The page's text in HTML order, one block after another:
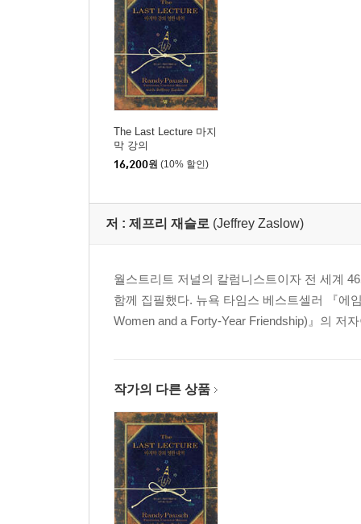
The Last Lecture 마지
막 강의
16,200원 (10% 할인)
저 : 제프리 재슬로 (Jeffrey Zaslow)
월스트리트 저널의 칼럼니스트이자 전 세계
함께 집필했다. 뉴욕 타임스 베스트셀러 『에
Women and a Forty-Year Friendship)』의 저
작가의 다른 상품